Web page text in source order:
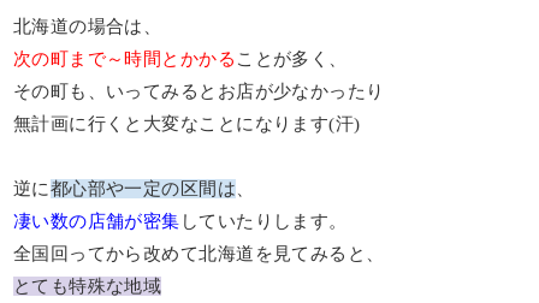
北海道の場合は、
次の町まで～時間とかかる ことが多く、
その町も、いってみるとお店が少なかったり
無計画に行くと大変なことになります(汗)
逆に都心部や一定の区間は
凄い数の店舗が密集 していたりします。
全国回ってから改めて北海道を見てみると、
とても特殊な地域